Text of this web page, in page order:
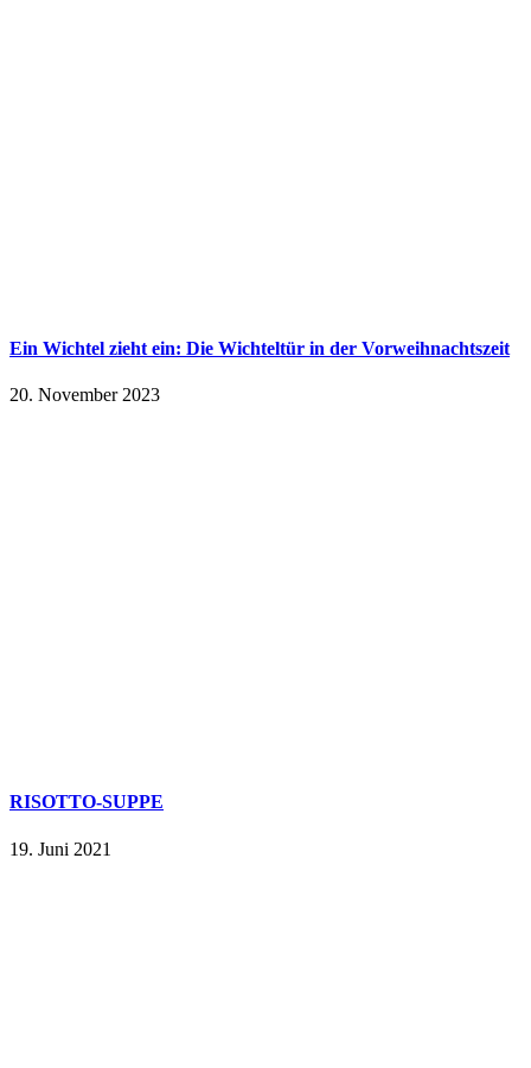
Ein Wichtel zieht ein: Die Wichteltür in der Vorweihnachtszeit
20. November 2023
RISOTTO-SUPPE
19. Juni 2021